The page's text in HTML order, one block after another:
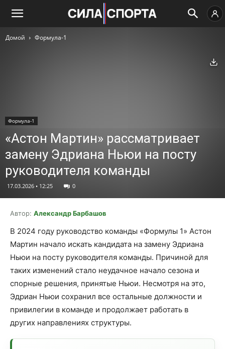
Домой Формула-1
Формула-1
«Астон Мартин» рассматривает
замену Эдриана Ньюи на посту
руководителя команды
17.03.2026 • 12:25 0
Автор: Александр Барбашов
В 2024 году руководство команды «Формулы 1» Астон
Мартин начало искать кандидата на замену Эдриана
Ньюи на посту руководителя команды. Причиной для
таких изменений стало неудачное начало сезона и
спорные решения, принятые Ньюи. Несмотря на это,
Эдриан Ньюи сохранил все остальные должности и
привилегии в команде и продолжает работать в
других направлениях структуры.